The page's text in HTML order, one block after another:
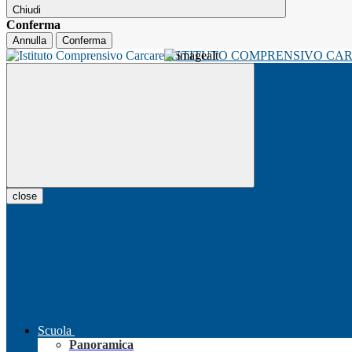
Chiudi
Conferma
Annulla Conferma
ISTITUTO COMPRENSIVO
close
Scuola
Panoramica